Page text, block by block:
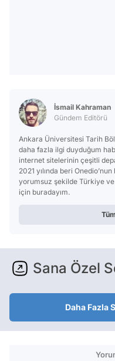
İsmail Kahraman
Gündem Editörü
Ankara Üniversitesi Tarih
daha fazla ilgi duyduğum
internet sitelerinin çeşitli
2021 yılında beri
yorumsuz şekilde Türkiye
için buradayım.
Sana Özel
Daha Fazla